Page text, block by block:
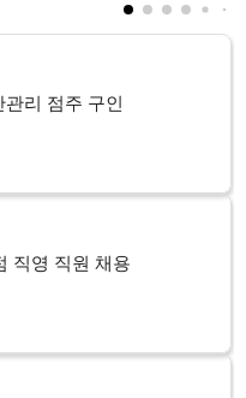
리 점주 구인
직영 직원 채용